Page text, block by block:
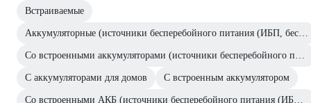
Встраиваемые
С аккумуляторами для домов C встроенным аккумулятором